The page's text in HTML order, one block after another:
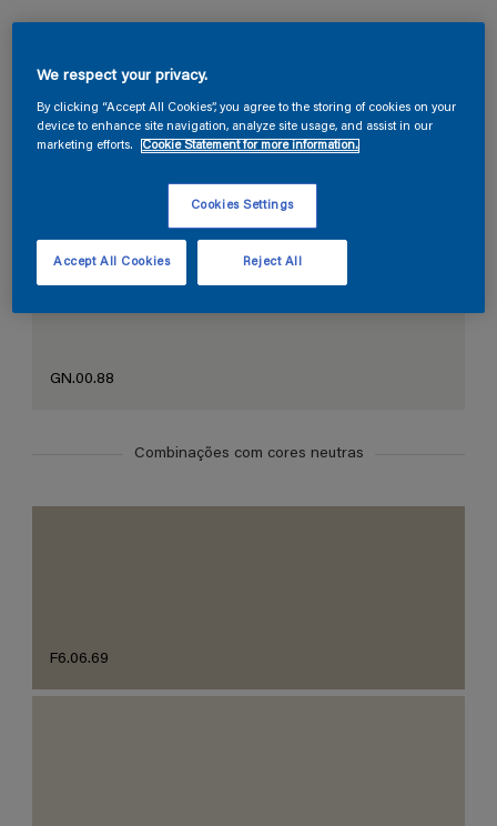
Seção de cores
GN.00.88
Combinações com cores neutras
F6.06.69
We respect your privacy.
By clicking “Accept All Cookies”, you agree to the storing of cookies on your
device to enhance site navigation, analyze site usage, and assist in our
marketing efforts.
Cookie Statement for more information.
Cookies Settings
Reject All
Accept All Cookies